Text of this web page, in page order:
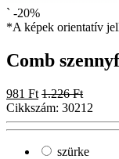
` -20%
*A képek orientatív
Comb
981 Ft 1.226 Ft
Cikkszám: 30212
szürke